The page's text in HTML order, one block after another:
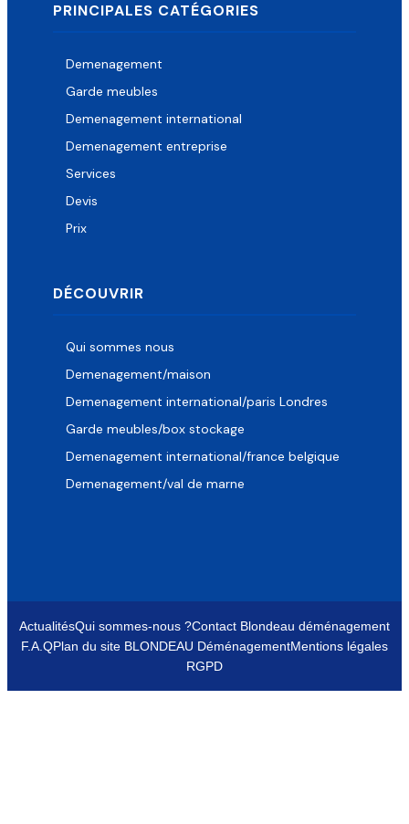
PRINCIPALES CATÉGORIES
Demenagement
Garde meubles
Demenagement international
Demenagement entreprise
Services
Devis
Prix
DÉCOUVRIR
Qui sommes nous
Demenagement/maison
Demenagement international/paris Londres
Garde meubles/box stockage
Demenagement international/france belgique
Demenagement/val de marne
ActualitésQui sommes-nous ?Contact Blondeau déménagement
F.A.QPlan du site BLONDEAU DéménagementMentions légales
RGPD